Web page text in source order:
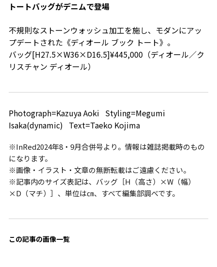
トートバッグがデニムで登場
不規則なストーンウォッシュ加工を施し、モダンにアッ
プデートされた《ディオール ブック トート》。
バッグ[H27.5×W36×D16.5]¥445,000（ディオール／ク
リスチャン ディオール）
Photograph=Kazuya Aoki Styling=Megumi
Isaka(dynamic) Text=Taeko Kojima
※InRed2024年8・9月合併号より。情報は雑誌掲載時のもの
になります。
※画像・イラスト・文章の無断転載はご遠慮ください。
※記事内のサイズ表記は、バッグ［H（高さ）×W（幅）
×D（マチ）］、単位は㎝、すべて編集部調べです。
この記事の画像一覧